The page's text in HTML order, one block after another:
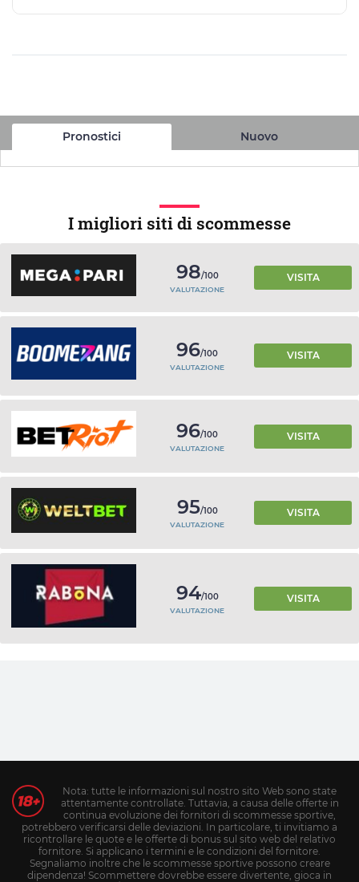
Pronostici Nuovo
I migliori siti di scommesse
98/100
VALUTAZIONE
VISITA
96/100
VALUTAZIONE
VISITA
96/100
VALUTAZIONE
VISITA
95/100
VALUTAZIONE
VISITA
94/100
VALUTAZIONE
VISITA
Nota: tutte le informazioni sul nostro sito Web sono state
attentamente controllate. Tuttavia, a causa delle offerte in
continua evoluzione dei fornitori di scommesse sportive,
potrebbero verificarsi delle deviazioni. In particolare, ti invitiamo a
ricontrollare le quote e le offerte di bonus sul sito web del relativo
fornitore. Si applicano i termini e le condizioni del fornitore.
Segnaliamo inoltre che le scommesse sportive possono creare
dipendenza! Scommettere dovrebbe essere divertente, gioca in